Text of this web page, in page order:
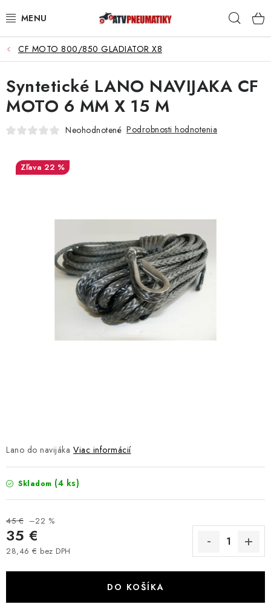
na
PNEUMATIKY
DISKY
ROZŠIROVACIE PODLOŽKY
OCHRANNÉ RÁMY
KRYTY PODVOZKU
NÁVLEKY TLMIČOV
NAVIJAKY COME UP WARN
ŠTVORKOLKY
NOVINKY
VÝPREDAJ
CF MOTO 800/850 GLADIATOR X8
Lano do navijáka Viac informácií
Skladom (4 ks)
45 € –22 %
35 €
28,46 € bez DPH
DO KOŠÍKA
Syntetické LANO NAVIJAKA CF
MOTO 6 MM X 15 M
Neohodnotené Podrobnosti hodnotenia
22 %